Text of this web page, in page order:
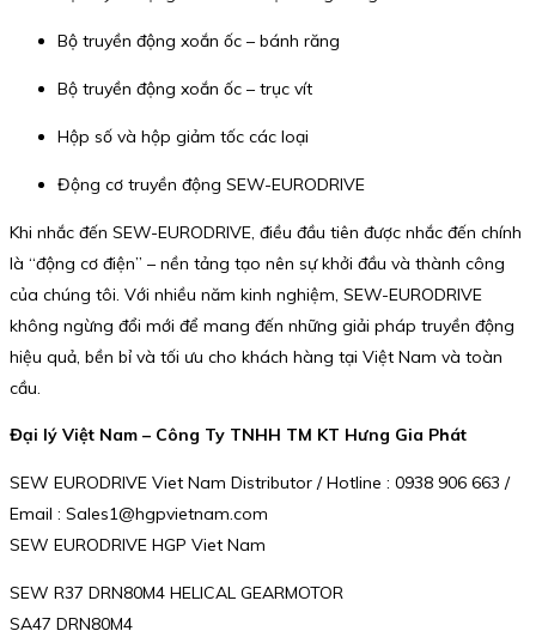
Bộ truyền động xoắn ốc – bánh răng
Bộ truyền động xoắn ốc – trục vít
Hộp số và hộp giảm tốc các loại
Động cơ truyền động SEW-EURODRIVE
Khi nhắc đến SEW-EURODRIVE, điều đầu tiên được nhắc đến chính
là “động cơ điện” – nền tảng tạo nên sự khởi đầu và thành công
của chúng tôi. Với nhiều năm kinh nghiệm, SEW-EURODRIVE
không ngừng đổi mới để mang đến những giải pháp truyền động
hiệu quả, bền bỉ và tối ưu cho khách hàng tại Việt Nam và toàn
cầu.
Đại lý Việt Nam – Công Ty TNHH TM KT Hưng Gia Phát
SEW EURODRIVE Viet Nam Distributor / Hotline : 0938 906 663 /
Email : Sales1@hgpvietnam.com
SEW EURODRIVE HGP Viet Nam
SEW R37 DRN80M4 HELICAL GEARMOTOR
SA47 DRN80M4